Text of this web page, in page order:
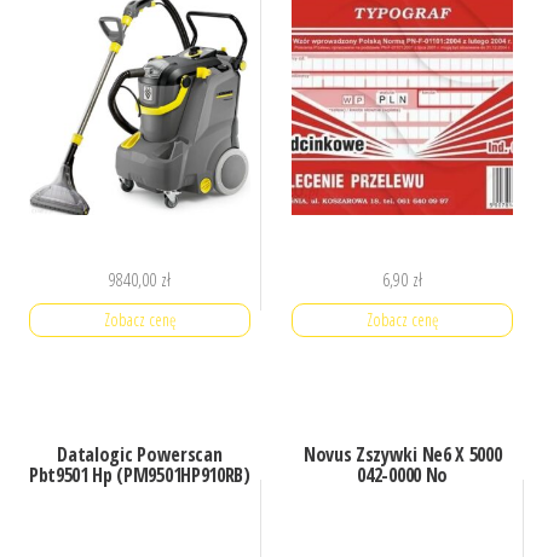
9840,00 zł
Zobacz cenę
6,90 zł
Zobacz cenę
Datalogic Powerscan
Pbt9501 Hp (PM9501HP910RB)
Novus Zszywki Ne6 X 5000
042-0000 No